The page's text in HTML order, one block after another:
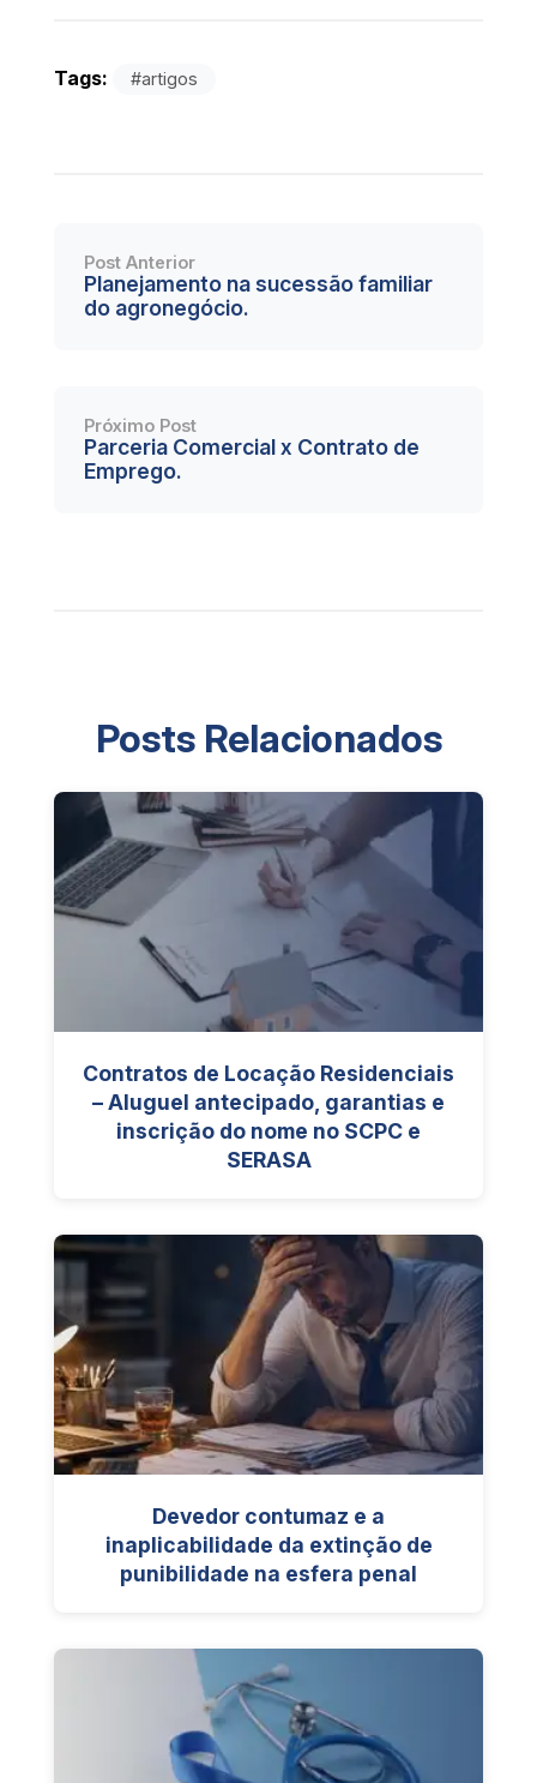
Tags: #artigos
Post Anterior
Planejamento na sucessão familiar
do agronegócio.
Próximo Post
Parceria Comercial x Contrato de
Emprego.
Posts Relacionados
Contratos de Locação Residenciais
– Aluguel antecipado, garantias e
inscrição do nome no SCPC e
SERASA
Devedor contumaz e a
inaplicabilidade da extinção de
punibilidade na esfera penal